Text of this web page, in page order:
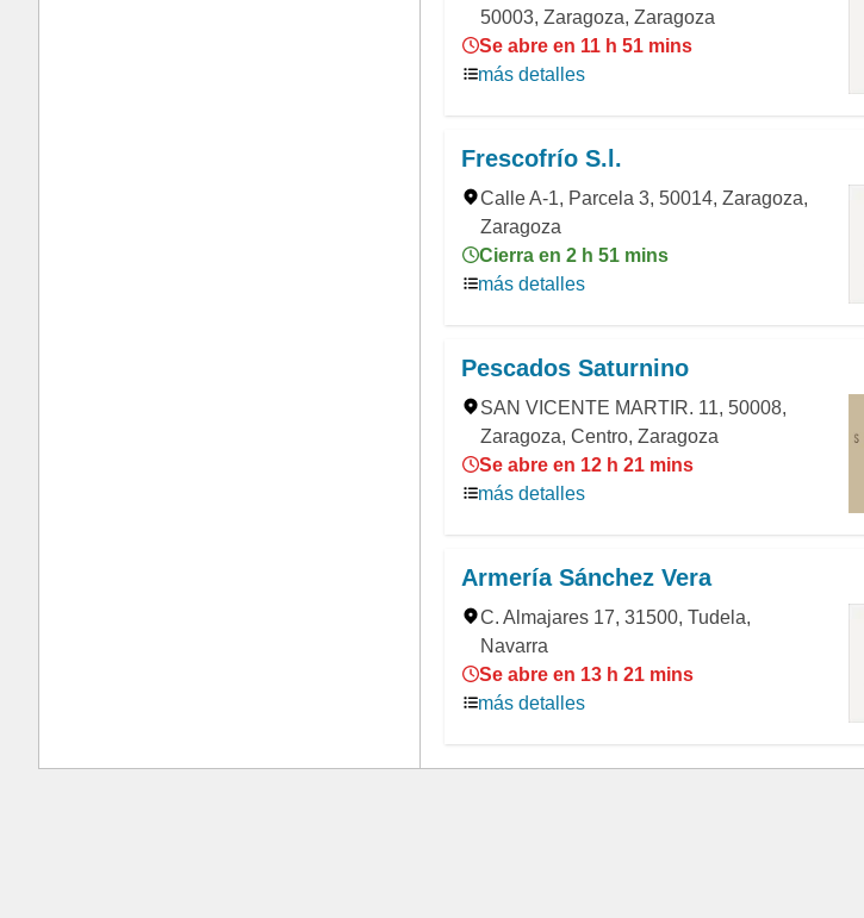
50003, Zaragoza, Zaragoza
Se abre en 11 h 51 mins
más detalles
Frescofrío S.l.
Calle A-1, Parcela 3, 50014, Zaragoza,
Zaragoza
Cierra en 2 h 51 mins
más detalles
Pescados Saturnino
SAN VICENTE MARTIR. 11, 50008,
Zaragoza, Centro, Zaragoza
Se abre en 12 h 21 mins
más detalles
Armería Sánchez Vera
C. Almajares 17, 31500, Tudela,
Navarra
Se abre en 13 h 21 mins
más detalles